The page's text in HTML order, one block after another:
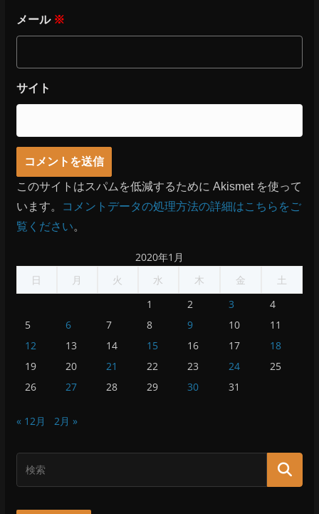
メール ※
サイト
このサイトはスパムを低減するために Akismet を使って
います。
コメントデータの処理方法の詳細はこちらをご
覧ください。
2020年1月
日
月 火 水 木 金
土
1
2 3
4
5
6 7 8 9 10
11
12
13 14 15 16 17
18
19
20 21 22 23 24
25
26
27 28 29 30 31
« 12月 2月 »